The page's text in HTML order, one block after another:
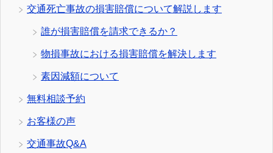
交通死亡事故の損害賠償について解説します
誰が損害賠償を請求できるか？
物損事故における損害賠償を解決します
素因減額について
無料相談予約
お客様の声
交通事故Q&A